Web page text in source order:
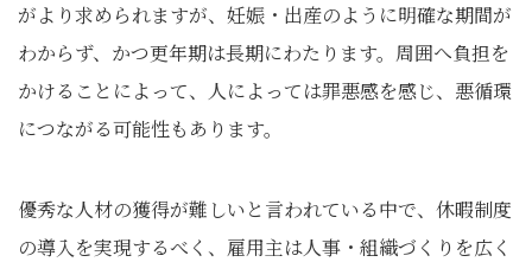
がより求められますが、妊娠・出産のように明確な期間が
わからず、かつ更年期は長期にわたります。周囲へ負担を
かけることによって、人によっては罪悪感を感じ、悪循環
につながる可能性もあります。
優秀な人材の獲得が難しいと言われている中で、休暇制度
の導入を実現するべく、雇用主は人事・組織づくりを広く